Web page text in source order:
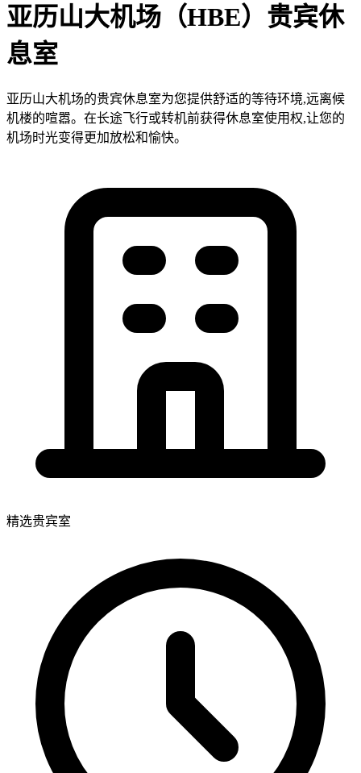
亚历山大机场（HBE）贵宾休
息室
亚历山大机场的贵宾休息室为您提供舒适的等待环境,远离候
机楼的喧嚣。在长途飞行或转机前获得休息室使用权,让您的
机场时光变得更加放松和愉快。
精选贵宾室